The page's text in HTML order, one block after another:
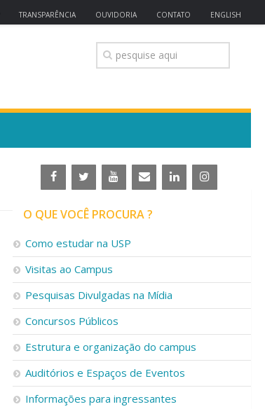
TRANSPARÊNCIA OUVIDORIA CONTATO ENGLISH
O QUE VOCÊ PROCURA ?
Como estudar na USP
Visitas ao Campus
Pesquisas Divulgadas na Mídia
Concursos Públicos
Estrutura e organização do campus
Auditórios e Espaços de Eventos
Informações para ingressantes